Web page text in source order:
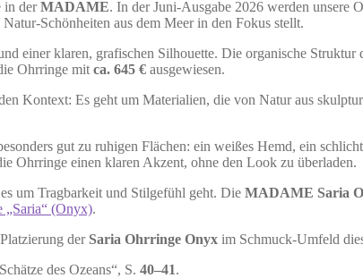
in derMADAME. In der Juni-Ausgabe 2026 werden unsere
Schönheiten aus dem Meer in den Fokus stellt.
einer klaren, grafischen Silhouette. Die organische
Ohrringe mit ca. 645 € ausgewiesen.
Kontext: Es geht um Materialien, die von Natur aus
gut zu ruhigen Flächen: ein weißes Hemd, ein
Ohrringe einen klaren Akzent, ohne den Look zu überladen.
um Tragbarkeit und Stilgefühl geht. Die MADAME Saria
„Saria“ (Onyx).
der Saria Ohrringe Onyx im Schmuck-Umfeld
des Ozeans“, S. 40–41.